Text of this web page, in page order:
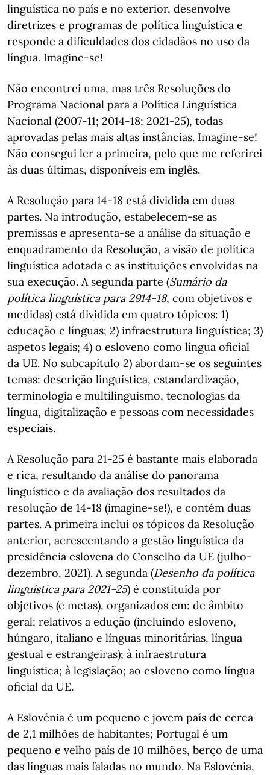
linguística no país e no exterior, desenvolve
diretrizes e programas de política linguística e
responde a dificuldades dos cidadãos no uso da
língua. Imagine-se!
Não encontrei uma, mas três Resoluções do
Programa Nacional para a Política Linguística
Nacional (2007-11; 2014-18; 2021-25), todas
aprovadas pelas mais altas instâncias. Imagine-se!
Não consegui ler a primeira, pelo que me referirei
às duas últimas, disponíveis em inglês.
A Resolução para 14-18 está dividida em duas
partes. Na introdução, estabelecem-se as
premissas e apresenta-se a análise da situação e
enquadramento da Resolução, a visão de política
linguística adotada e as instituições envolvidas na
sua execução. A segunda parte (Sumário da
política linguística para 2914-18, com objetivos e
medidas) está dividida em quatro tópicos: 1)
educação e línguas; 2) infraestrutura linguística; 3)
aspetos legais; 4) o esloveno como língua oficial
da UE. No subcapítulo 2) abordam-se os seguintes
temas: descrição linguística, estandardização,
terminologia e multilinguismo, tecnologias da
língua, digitalização e pessoas com necessidades
especiais.
A Resolução para 21-25 é bastante mais elaborada
e rica, resultando da análise do panorama
linguístico e da avaliação dos resultados da
resolução de 14-18 (imagine-se!), e contém duas
partes. A primeira inclui os tópicos da Resolução
anterior, acrescentando a gestão linguística da
presidência eslovena do Conselho da UE (julho-
dezembro, 2021). A segunda (Desenho da política
linguística para 2021-25) é constituída por
objetivos (e metas), organizados em: de âmbito
geral; relativos a edução (incluindo esloveno,
húngaro, italiano e línguas minoritárias, língua
gestual e estrangeiras); à infraestrutura
linguística; à legislação; ao esloveno como língua
oficial da UE.
A Eslovénia é um pequeno e jovem país de cerca
de 2,1 milhões de habitantes; Portugal é um
pequeno e velho país de 10 milhões, berço de uma
das línguas mais faladas no mundo. Na Eslovénia,